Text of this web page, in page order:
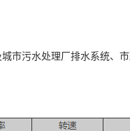
市污水处理厂排水系统、